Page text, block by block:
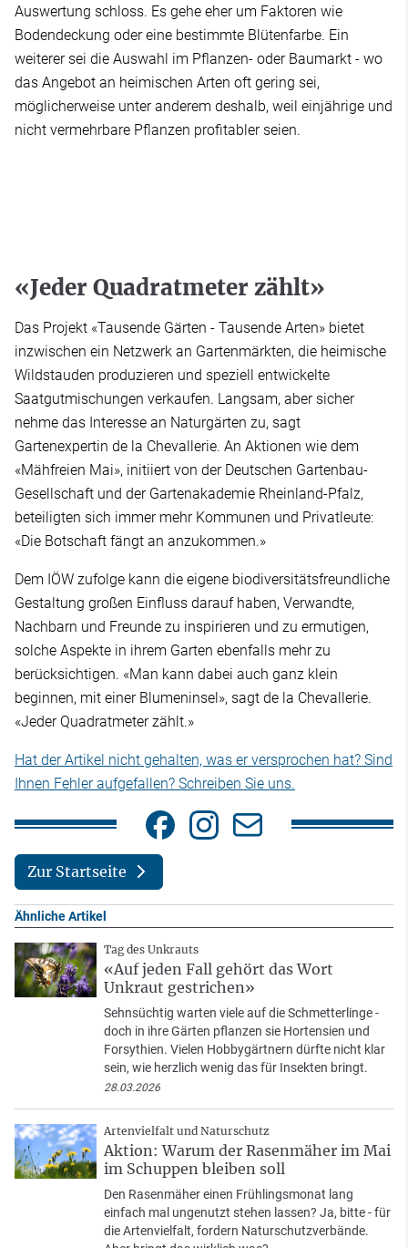
Auswertung schloss. Es gehe eher um Faktoren wie
Bodendeckung oder eine bestimmte Blütenfarbe. Ein
weiterer sei die Auswahl im Pflanzen- oder Baumarkt - wo
das Angebot an heimischen Arten oft gering sei,
möglicherweise unter anderem deshalb, weil einjährige und
nicht vermehrbare Pflanzen profitabler seien.
«Jeder Quadratmeter zählt»
Das Projekt «Tausende Gärten - Tausende Arten» bietet
inzwischen ein Netzwerk an Gartenmärkten, die heimische
Wildstauden produzieren und speziell entwickelte
Saatgutmischungen verkaufen. Langsam, aber sicher
nehme das Interesse an Naturgärten zu, sagt
Gartenexpertin de la Chevallerie. An Aktionen wie dem
«Mähfreien Mai», initiiert von der Deutschen Gartenbau-
Gesellschaft und der Gartenakademie Rheinland-Pfalz,
beteiligten sich immer mehr Kommunen und Privatleute:
«Die Botschaft fängt an anzukommen.»
Dem IÖW zufolge kann die eigene biodiversitätsfreundliche
Gestaltung großen Einfluss darauf haben, Verwandte,
Nachbarn und Freunde zu inspirieren und zu ermutigen,
solche Aspekte in ihrem Garten ebenfalls mehr zu
berücksichtigen. «Man kann dabei auch ganz klein
beginnen, mit einer Blumeninsel», sagt de la Chevallerie.
«Jeder Quadratmeter zählt.»
Hat der Artikel nicht gehalten, was er versprochen hat? Sind
Ihnen Fehler aufgefallen? Schreiben Sie uns.
Zur Startseite
Ähnliche Artikel
Tag des Unkrauts
«Auf jeden Fall gehört das Wort
Unkraut gestrichen»
Sehnsüchtig warten viele auf die Schmetterlinge -
doch in ihre Gärten pflanzen sie Hortensien und
Forsythien. Vielen Hobbygärtnern dürfte nicht klar
sein, wie herzlich wenig das für Insekten bringt.
28.03.2026
Artenvielfalt und Naturschutz
Aktion: Warum der Rasenmäher im Mai
im Schuppen bleiben soll
Den Rasenmäher einen Frühlingsmonat lang
einfach mal ungenutzt stehen lassen? Ja, bitte - für
die Artenvielfalt, fordern Naturschutzverbände.